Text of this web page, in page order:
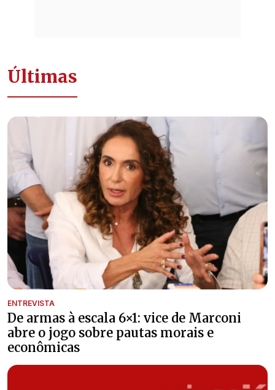
Últimas
ENTREVISTA
De armas à escala 6×1: vice de Marconi
abre o jogo sobre pautas morais e
econômicas